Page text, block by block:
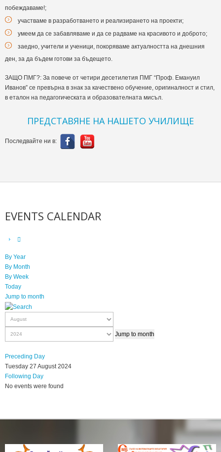
побеждаваме!;
участваме в разработването и реализирането на проекти;
умеем да се забавляваме и да се радваме на красивото и доброто;
заедно, учители и ученици, покоряваме актуалността на днешния
ден, за да бъдем готови за бъдещето.
ЗАЩО ПМГ?: За повече от четири десетилетия ПМГ “Проф. Емануил
Иванов” се превърна в знак за качествено обучение, оригиналност и стил,
в еталон на педагогическата и образователната мисъл.
ПРЕДСТАВЯНЕ НА НАШЕТО УЧИЛИЩЕ
Последвайте ни в:
EVENTS CALENDAR
By Year
By Month
By Week
Today
Jump to month
Jump to month
Preceding Day
Tuesday 27 August 2024
Following Day
No events were found